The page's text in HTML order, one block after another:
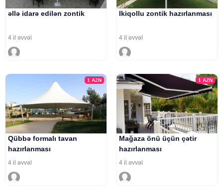
əllə idarə edilən zontik
4 il əvvəl
Ikiqollu zontik hazırlanması
4 il əvvəl
1AZN
Qübbə formalı tavan
hazırlanması
4 il əvvəl
1 AZN
Mağaza önü üçün çətir
hazırlanması
4 il əvvəl